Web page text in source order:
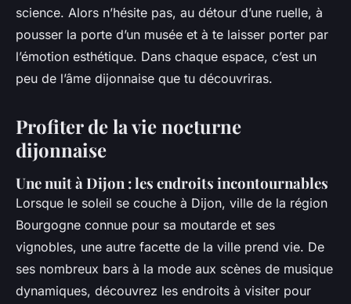
science. Alors n’hésite pas, au détour d’une ruelle, à
pousser la porte d’un musée et à te laisser porter par
l’émotion esthétique. Dans chaque espace, c’est un
peu de l’âme dijonnaise que tu découvriras.
Profiter de la vie nocturne
dijonnaise
Une nuit à Dijon : les endroits incontournables
Lorsque le soleil se couche à Dijon, ville de la région
Bourgogne connue pour sa moutarde et ses
vignobles, une autre facette de la ville prend vie. De
ses nombreux bars à la mode aux scènes de musique
dynamiques, découvrez les endroits à visiter pour